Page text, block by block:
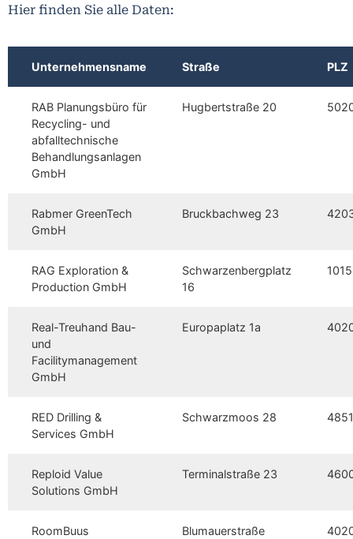
Hier finden Sie alle Daten:
Unternehmensname Straße PLZ
RAB Planungsbüro für
Recycling- und
abfalltechnische
Behandlungsanlagen
GmbH
Hugbertstraße 20
Rabmer GreenTech
GmbH
Bruckbachweg 23
RAG Exploration &
Production GmbH
Schwarzenbergplatz
16
1015
Real-Treuhand Bau-
und
Facilitymanagement
GmbH
Europaplatz 1a
RED Drilling &
Services GmbH
Schwarzmoos 28 4851
Reploid Value
Solutions GmbH
Terminalstraße 23
RoomBuus
Blumauerstraße